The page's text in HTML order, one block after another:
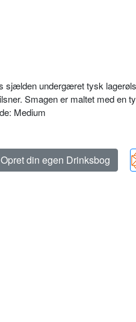
sjælden undergæret tysk
Smagen er maltet med en
Medium
Opret din egen Drinksbog